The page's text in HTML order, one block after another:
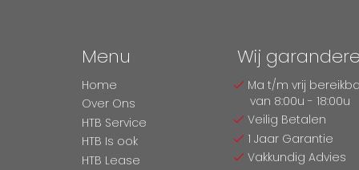
Menu
Home
Over Ons
HTB Service
HTB Is ook
HTB Lease
Wij
Ma t/m vrij
van 8:00u - 18:00u
Veilig Betalen
1 Jaar Garantie
Vakkundig Advies